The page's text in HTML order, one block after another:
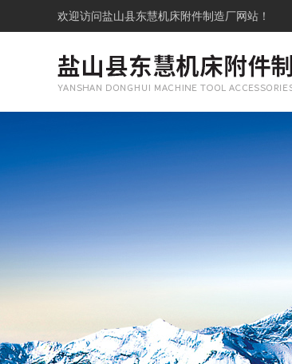
欢迎访问盐山县东慧机床附件制造厂网站！